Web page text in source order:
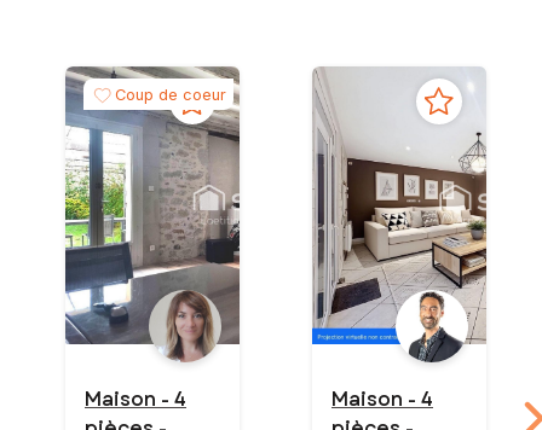
Coup de coeur
Maison - 4
Maison - 4